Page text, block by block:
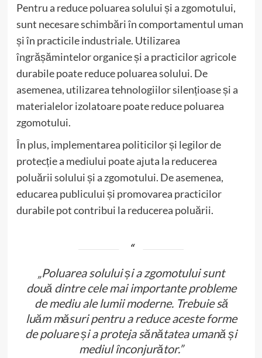
Pentru a reduce poluarea solului și a zgomotului,
sunt necesare schimbări în comportamentul uman
și în practicile industriale. Utilizarea
îngrășămintelor organice și a practicilor agricole
durabile poate reduce poluarea solului. De
asemenea, utilizarea tehnologiilor silențioase și a
materialelor izolatoare poate reduce poluarea
zgomotului.
În plus, implementarea politicilor și legilor de
protecție a mediului poate ajuta la reducerea
poluării solului și a zgomotului. De asemenea,
educarea publicului și promovarea practicilor
durabile pot contribui la reducerea poluării.
„Poluarea solului și a zgomotului sunt
două dintre cele mai importante probleme
de mediu ale lumii moderne. Trebuie să
luăm măsuri pentru a reduce aceste forme
de poluare și a proteja sănătatea umană și
mediul înconjurător.”